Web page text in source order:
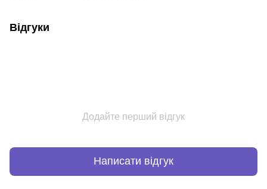
Відгуки
Додайте перший відгук
Написати відгук